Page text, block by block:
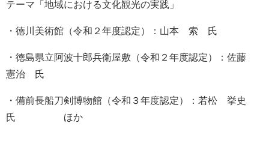
テーマ「地域における文化観光の実践」
・徳川美術館（令和２年度認定）：山本 索 氏
・徳島県立阿波十郎兵衛屋敷（令和２年度認定）：佐藤
憲治 氏
・備前長船刀剣博物館（令和３年度認定）：若松 挙史
氏 ほか